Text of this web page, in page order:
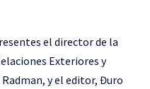
el director de la
Exteriores y
y el editor, Đuro